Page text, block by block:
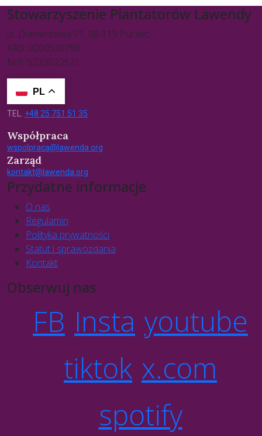
Stowarzyszenie Plantatorów Lawendy
ul. Diamentowa 71, 08-119 Purzec
KRS: 0000539786
NIP: 5223022521
PL
TEL. +48 25 751 51 35
Współpraca
wspolpraca@lawenda.org
Zarząd
kontakt@lawenda.org
Przydatne informacje
O nas
Regulamin
Polityka prywatności
Statut i sprawozdania
Kontakt
Obserwuj nas
FB Insta youtube
tiktok x.com
spotify